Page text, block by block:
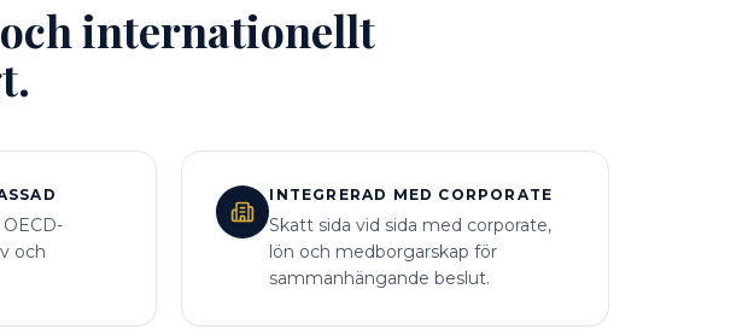
internationellt
och
INTEGRERAD MED CORPORATE
Skatt sida vid sida med corporate,
lön och medborgarskap för
sammanhängande beslut.